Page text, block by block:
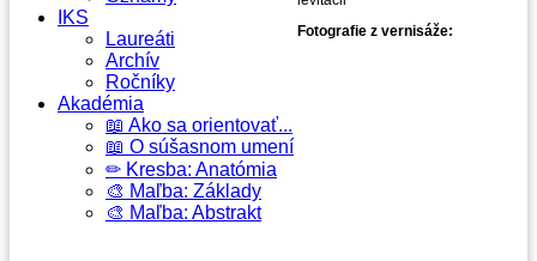
IKS
Laureáti
Archív
Ročníky
Akadémia
📖 Ako sa orientovať...
📖 O súšasnom umení
✏ Kresba: Anatómia
🎨 Maľba: Základy
🎨 Maľba: Abstrakt
Fotografie z vernisáže: